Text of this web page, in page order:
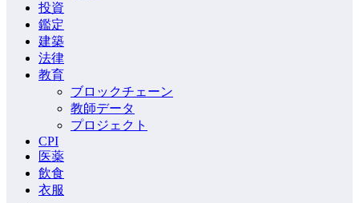
投資
鑑定
建築
法律
教育
ブロックチェーン
教師データ
プロジェクト
CPI
医薬
飲食
衣服